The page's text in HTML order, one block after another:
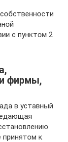
с пунктом 2
фирмы,
в уставный
принятом к